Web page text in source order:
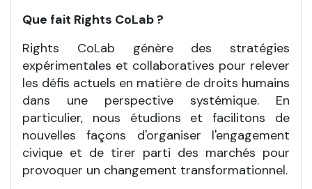
Que fait Rights CoLab ?
Rights CoLab génère des stratégies
expérimentales et collaboratives pour relever
les défis actuels en matière de droits humains
dans une perspective systémique. En
particulier, nous étudions et facilitons de
nouvelles façons d'organiser l'engagement
civique et de tirer parti des marchés pour
provoquer un changement transformationnel.